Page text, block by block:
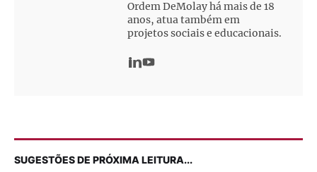
Ordem DeMolay há mais de 18
anos, atua também em
projetos sociais e educacionais.
SUGESTÕES DE PRÓXIMA LEITURA...